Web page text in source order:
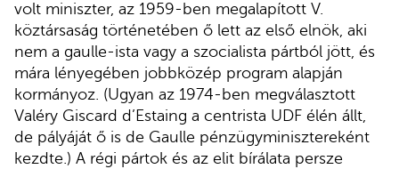
volt miniszter, az 1959-ben megalapított V.
köztársaság történetében ő lett az első elnök, aki
nem a gaulle-ista vagy a szocialista pártból jött, és
mára lényegében jobbközép program alapján
kormányoz. (Ugyan az 1974-ben megválasztott
Valéry Giscard d’Estaing a centrista UDF élén állt,
de pályáját ő is de Gaulle pénzügyminisztereként
kezdte.) A régi pártok és az elit bírálata persze